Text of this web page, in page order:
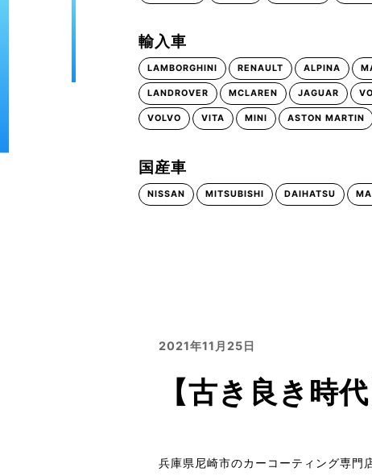
輸入車
LAMBORGHINI RENAULT ALPINA
LANDROVER MCLAREN JAGUAR
VOLVO VITA MINI ASTON MARTIN
国産車
NISSAN MITSUBISHI DAIHATSU
2021年11月25日
【古き良き時
兵庫県尼崎市のカーコーティング専